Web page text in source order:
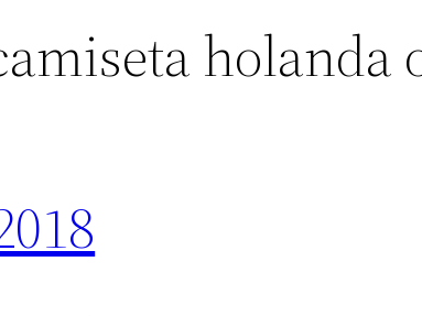
holanda